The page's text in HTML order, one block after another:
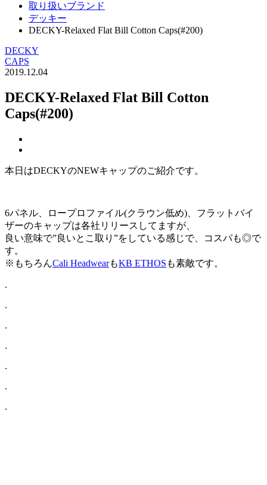
取り扱いブランド
デッキー
DECKY-Relaxed Flat Bill Cotton Caps(#200)
DECKY
CAPS
2019.12.04
DECKY-Relaxed Flat Bill Cotton
Caps(#200)
本日はDECKYのNEWキャップのご紹介です。
6パネル、ロープロファイル(クラウン低め)、フラットバイ
ザーのキャップは各社リリースしてますが、
良い意味で”良いとこ取り”をしている感じで、コスパも◎で
す。
※もちろんCali HeadwearもKB ETHOS も素敵です。
.
.
.
.
.
.
.